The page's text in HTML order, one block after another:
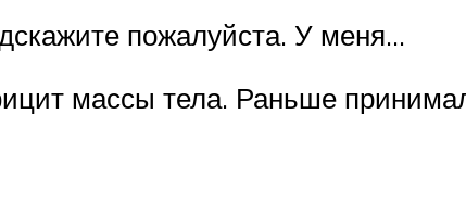
пожалуйста. У меня…
массы тела. Раньше